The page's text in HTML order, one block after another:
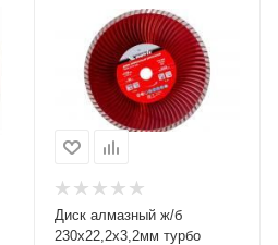
Диск алмазный ж/б
230х22,2х3,2мм турбо